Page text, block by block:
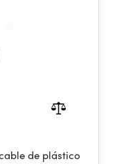
de plástico